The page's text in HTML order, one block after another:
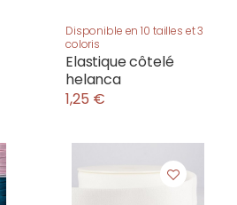
Disponible en 10 tailles et 3
coloris
Elastique côtelé
helanca
1,25 €